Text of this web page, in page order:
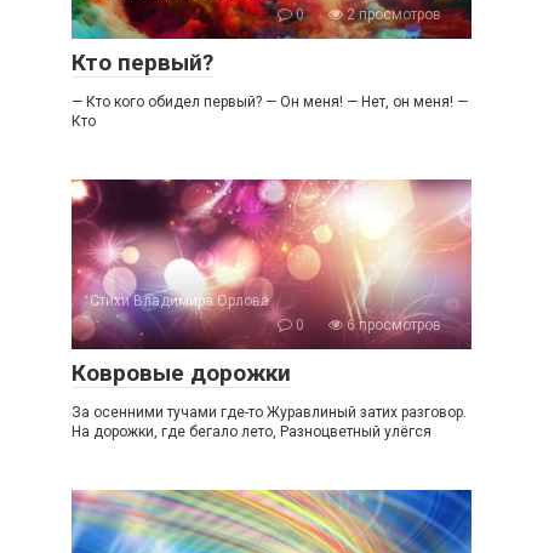
0
2 просмотров
Кто первый?
— Кто кого обидел первый? — Он меня! — Нет, он меня! —
Кто
Стихи Владимира Орлова
0
6 просмотров
Ковровые дорожки
За осенними тучами где-то Журавлиный затих разговор.
На дорожки, где бегало лето, Разноцветный улёгся